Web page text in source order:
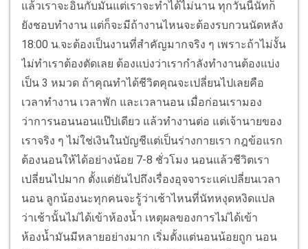
แล้วเราจะอินกับมันแต่เราจะทำได้ไม่นาน ทุกวันนี้นัทก็
ยังชอบทำงาน แต่ก็จะมีถ้างานไหนจะต้องรบกวนนัดหลัง
18:00 น.จะต้องเป็นงานที่สำคัญมากจริง ๆ เพราะถ้าไม่งั้น
ไม่ทำเราต้องตัดเลย ต้องแบ่งว่าเรากำลังทำงานต้องแบ่ง
เป็น 3 หมวด ถ้าคุณทำได้ชีวิตคุณจะเปลี่ยนไปเลยคือ
เวลาทำงาน เวลาพัก และเวลานอน เมื่อก่อนเรามอง
ว่าการนอนนอนแป๊ปเดียว แล้วทำงานต่อ แต่เจ้านายของ
เราจริง ๆ ไม่ใช่เงินในบัญชีแต่เป็นร่างกายเรา กฎข้อแรก
ต้องนอนให้ได้อย่างน้อย 7-8 ชั่วโมง นอนแล้วชีวิตเรา
เปลี่ยนไปมาก ตั้งแต่ยันไปถึงเรื่องอุจจาระแค่เปลี่ยนเวลา
นอน ลูกน้องนะทุกคนจะรู้ว่าเช้าไหนที่นัทหงุดหงิดแปล
ว่าเช้านั้นไม่ได้เข้าห้องน้ำ เหตุผลของการไม่ได้เข้า
ห้องน้ำมันมีหลายอย่างมาก เริ่มตั้งแต่นอนน้อยถูก นอน